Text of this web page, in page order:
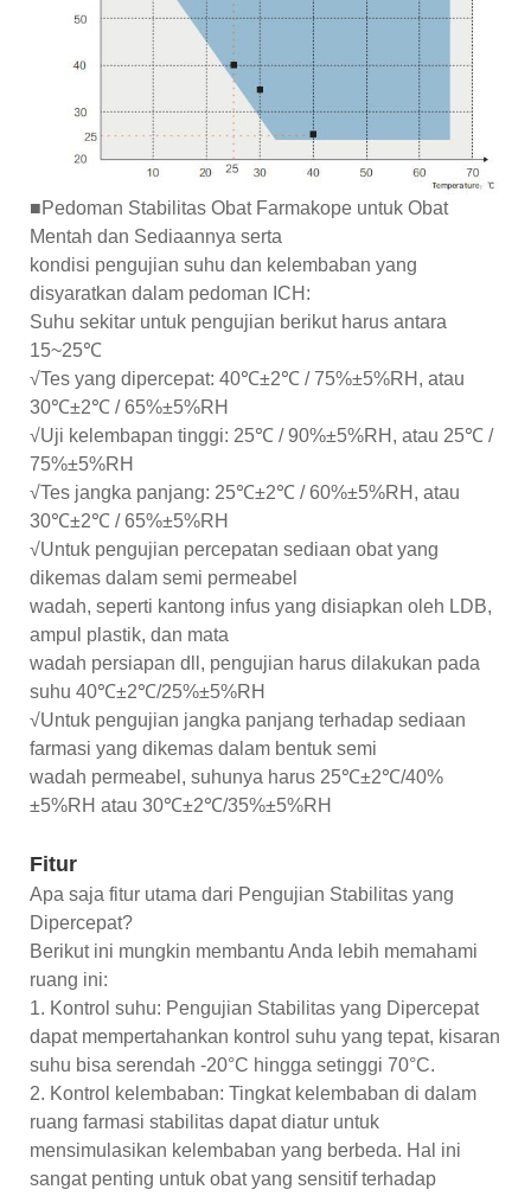
■Pedoman Stabilitas Obat Farmakope untuk Obat
Mentah dan Sediaannya serta
kondisi pengujian suhu dan kelembaban yang
disyaratkan dalam pedoman ICH:
Suhu sekitar untuk pengujian berikut harus antara
15~25℃
√Tes yang dipercepat: 40℃±2℃ / 75%±5%RH, atau
30℃±2℃ / 65%±5%RH
√Uji kelembapan tinggi: 25℃ / 90%±5%RH, atau 25℃ /
75%±5%RH
√Tes jangka panjang: 25℃±2℃ / 60%±5%RH, atau
30℃±2℃ / 65%±5%RH
√Untuk pengujian percepatan sediaan obat yang
dikemas dalam semi permeabel
wadah, seperti kantong infus yang disiapkan oleh LDB,
ampul plastik, dan mata
wadah persiapan dll, pengujian harus dilakukan pada
suhu 40℃±2℃/25%±5%RH
√Untuk pengujian jangka panjang terhadap sediaan
farmasi yang dikemas dalam bentuk semi
wadah permeabel, suhunya harus 25℃±2℃/40%
±5%RH atau 30℃±2℃/35%±5%RH
Fitur
Apa saja fitur utama dari Pengujian Stabilitas yang
Dipercepat?
Berikut ini mungkin membantu Anda lebih memahami
ruang ini:
1. Kontrol suhu: Pengujian Stabilitas yang Dipercepat
dapat mempertahankan kontrol suhu yang tepat, kisaran
suhu bisa serendah -20°C hingga setinggi 70°C.
2. Kontrol kelembaban: Tingkat kelembaban di dalam
ruang farmasi stabilitas dapat diatur untuk
mensimulasikan kelembaban yang berbeda. Hal ini
sangat penting untuk obat yang sensitif terhadap